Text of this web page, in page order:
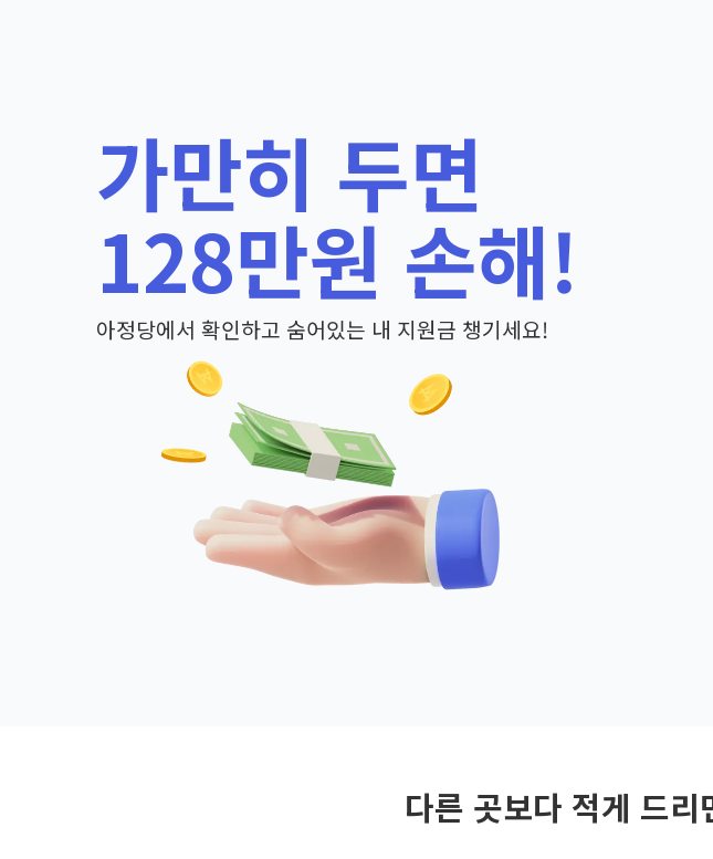
가만히 두면
128만원 손해!
아정당에서 확인하고 숨어있는 내 지원금 챙기세요!
다른 곳보다 적게 드리